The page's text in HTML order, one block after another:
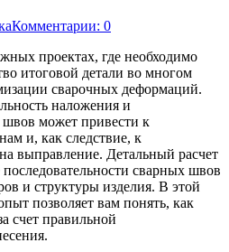
Комментарии: 0
проектах, где необходимо
итоговой детали во многом
сварочных деформаций.
наложения и
может привести к
и, как следствие, к
выправление. Детальный расчет
сварных швов
и структуры изделия. В этой
позволяет вам понять, как
счет правильной